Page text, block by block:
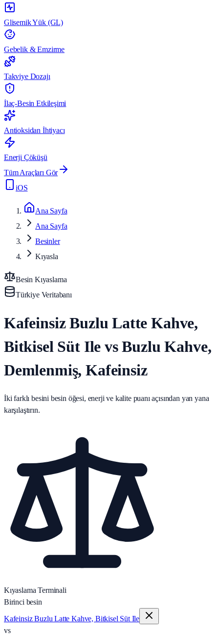
Glisemik Yük (GL)
Gebelik & Emzirme
Takviye Dozajı
İlaç-Besin Etkileşimi
Antioksidan İhtiyacı
Enerji Çöküşü
Tüm Araçları Gör
iOS
Ana Sayfa
Ana Sayfa
Besinler
Kıyasla
Besin Kıyaslama
Türkiye Veritabanı
Kafeinsiz Buzlu Latte Kahve,
Bitkisel Süt Ile vs Buzlu Kahve,
Demlenmiş, Kafeinsiz
İki farklı besini besin öğesi, enerji ve kalite puanı açısından yan yana
karşılaştırın.
Kıyaslama Terminali
Birinci besin
Kafeinsiz Buzlu Latte Kahve, Bitkisel Süt Ile
vs